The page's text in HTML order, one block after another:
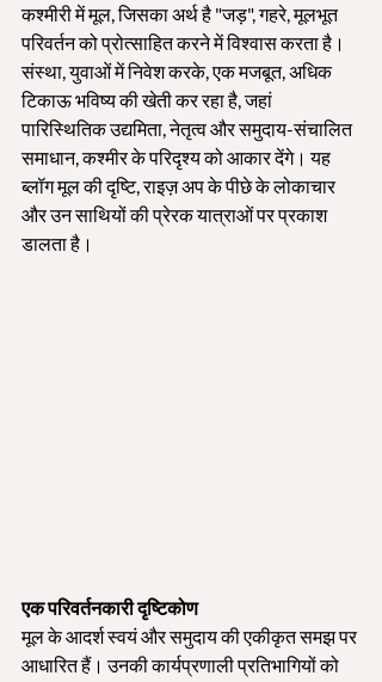
कश्मीरी में मूल, जिसका अर्थ है "जड़", गहरे, मूलभूत
परिवर्तन को प्रोत्साहित करने में विश्वास करता है।
संस्था, युवाओं में निवेश करके, एक मजबूत, अधिक
टिकाऊ भविष्य की खेती कर रहा है, जहां
पारिस्थितिक उद्यमिता, नेतृत्व और समुदाय-संचालित
समाधान, कश्मीर के परिदृश्य को आकार देंगे। यह
ब्लॉग मूल की दृष्टि, राइज़ अप के पीछे के लोकाचार
और उन साथियों की प्रेरक यात्राओं पर प्रकाश
डालता है।
एक परिवर्तनकारी दृष्टिकोण
मूल के आदर्श स्वयं और समुदाय की एकीकृत समझ पर
आधारित हैं। उनकी कार्यप्रणाली प्रतिभागियों को